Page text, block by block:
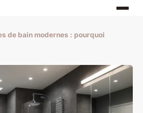
de bain modernes : pourquoi